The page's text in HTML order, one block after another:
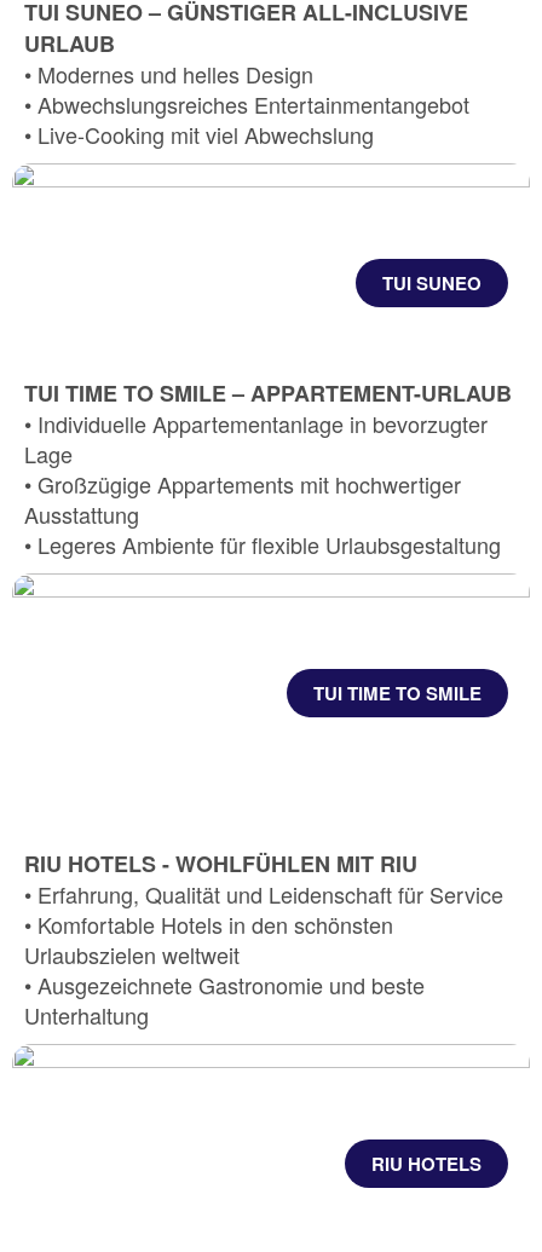
TUI SUNEO – GÜNSTIGER ALL-INCLUSIVE
URLAUB
• Modernes und helles Design
• Abwechslungsreiches Entertainmentangebot
• Live-Cooking mit viel Abwechslung
TUI SUNEO
TUI TIME TO SMILE – APPARTEMENT-URLAUB
• Individuelle Appartementanlage in bevorzugter
Lage
• Großzügige Appartements mit hochwertiger
Ausstattung
• Legeres Ambiente für flexible Urlaubsgestaltung
TUI TIME TO SMILE
RIU HOTELS - WOHLFÜHLEN MIT RIU
• Erfahrung, Qualität und Leidenschaft für Service
• Komfortable Hotels in den schönsten
Urlaubszielen weltweit
• Ausgezeichnete Gastronomie und beste
Unterhaltung
RIU HOTELS